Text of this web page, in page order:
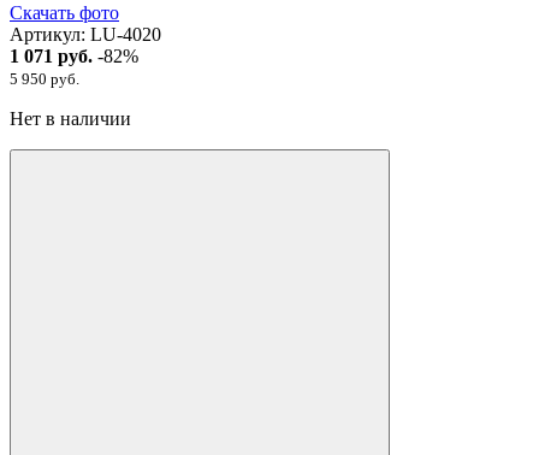
Скачать фото
Артикул: LU-4020
1 071 руб. -82%
5 950 руб.
Нет в наличии